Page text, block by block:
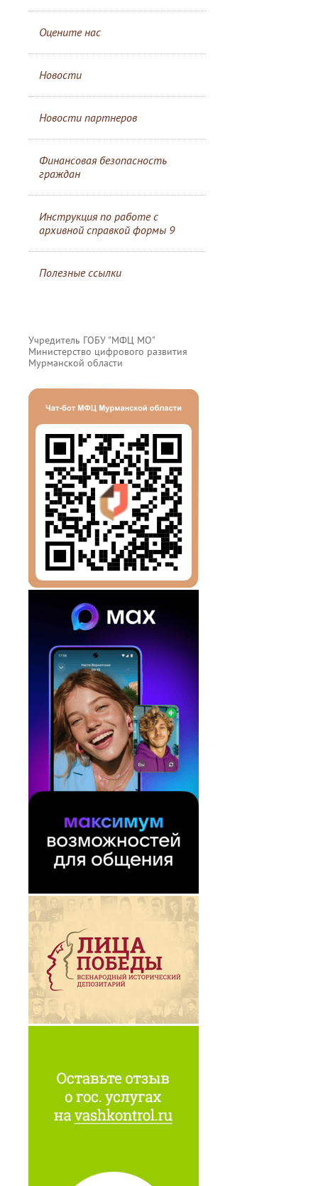
Оцените нас
Новости
Новости партнеров
Финансовая безопасность
граждан
Инструкция по работе с
архивной справкой формы 9
Полезные ссылки
Учредитель ГОБУ "МФЦ МО"
Министерство цифрового развития
Мурманской области